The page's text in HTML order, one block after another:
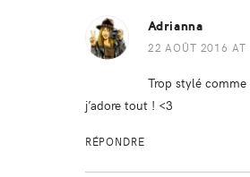
Adrianna
22 AOÛT 2016 AT
Trop stylé comme
j’adore tout ! <3
RÉPONDRE